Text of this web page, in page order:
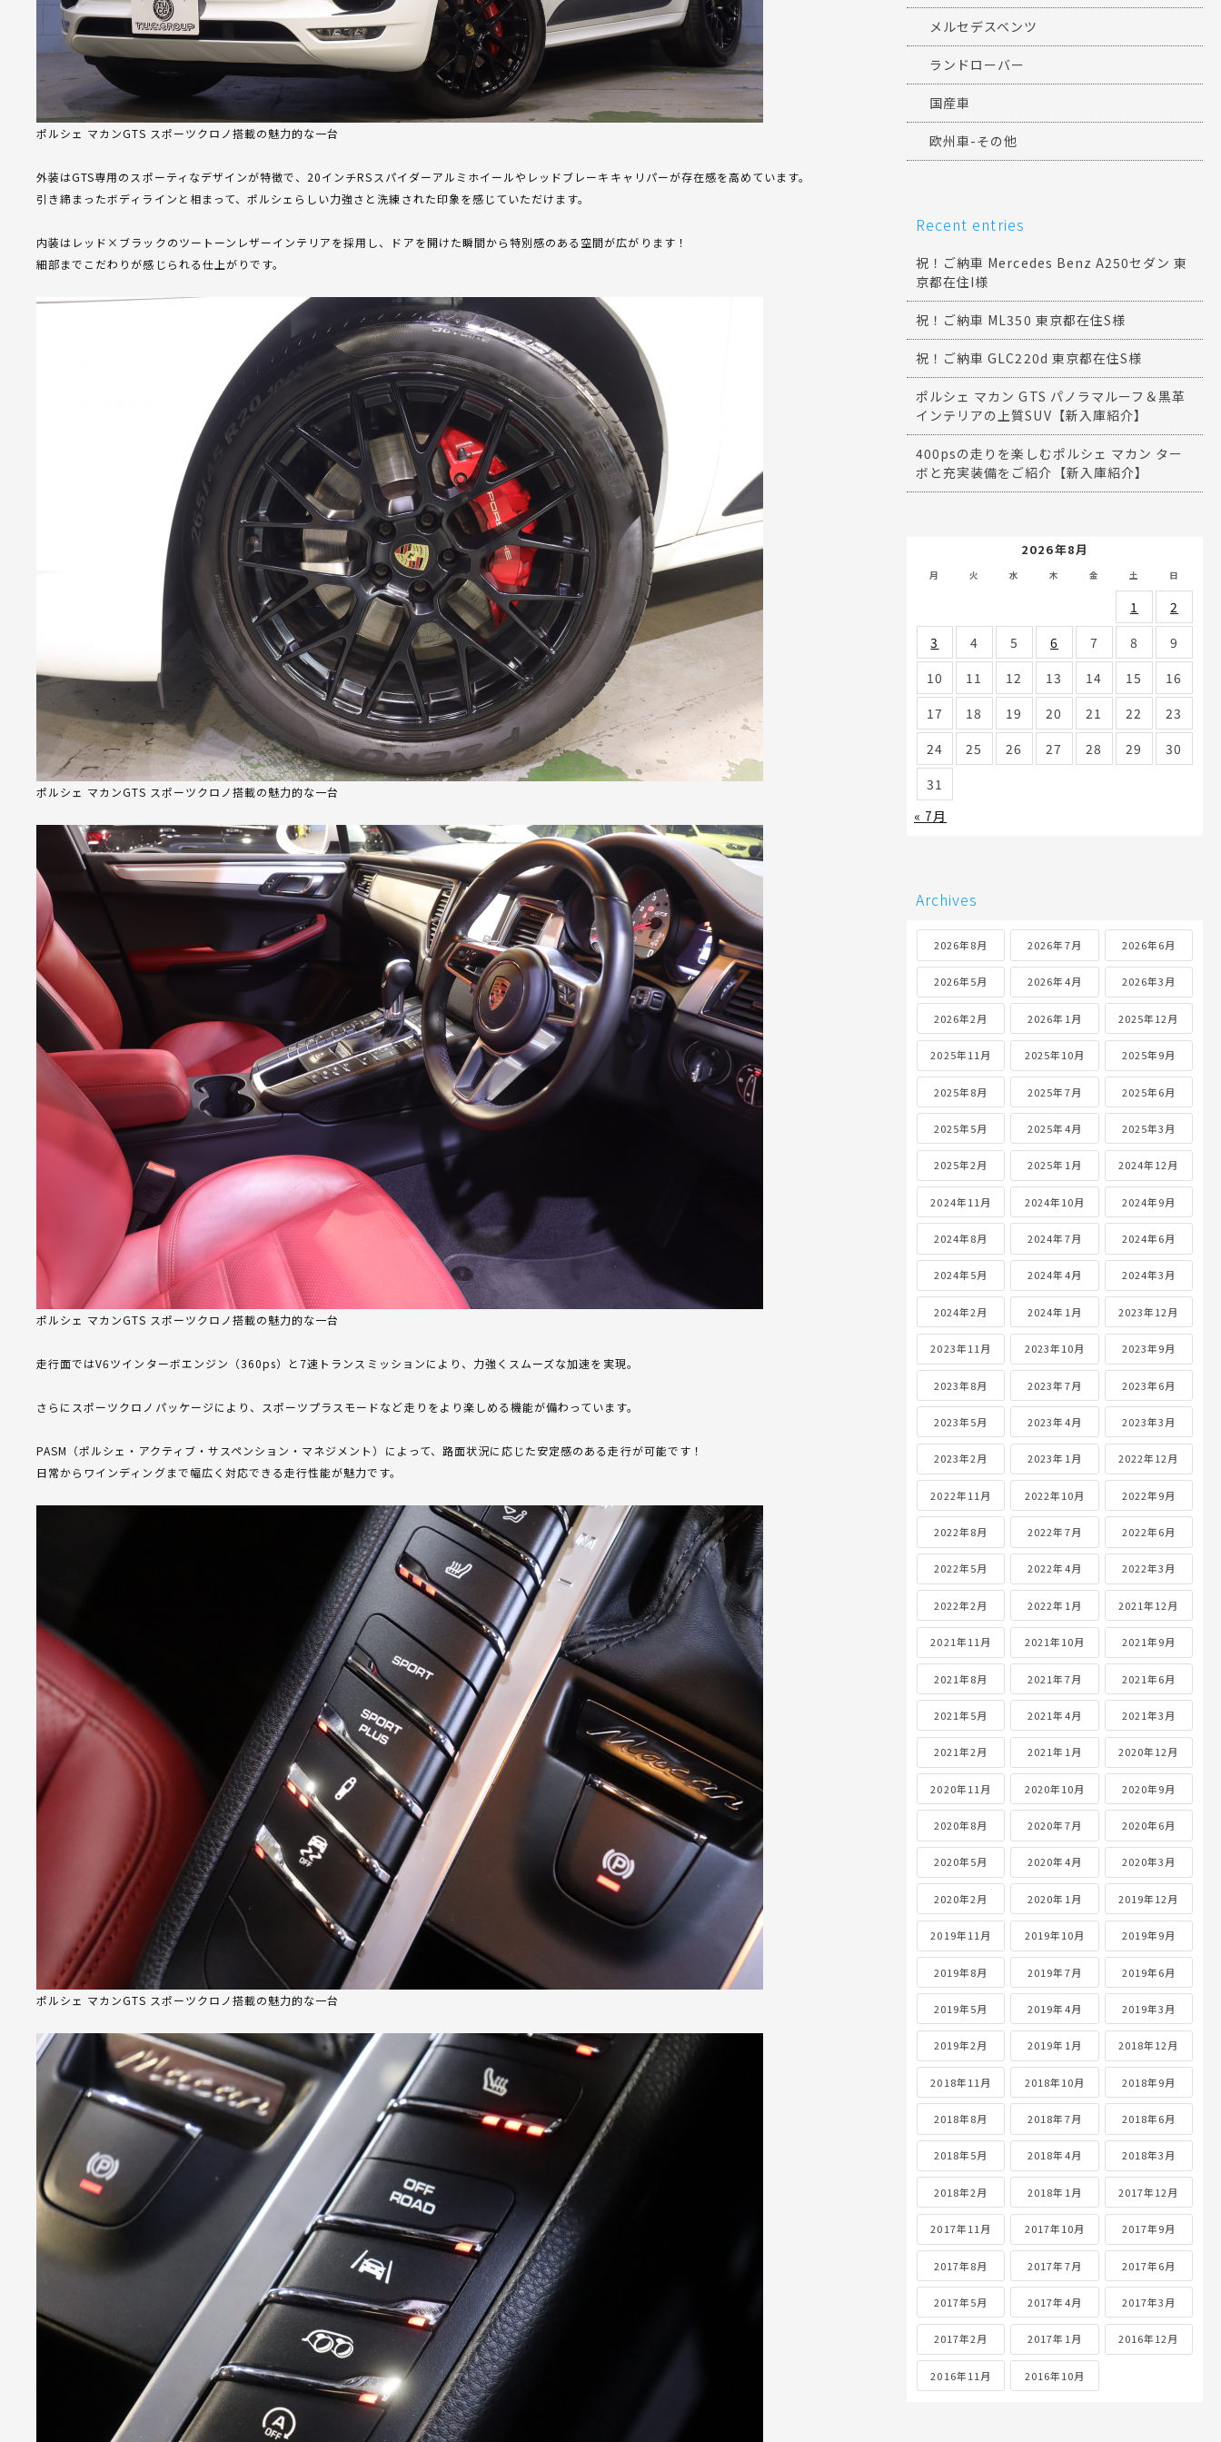
ポルシェ マカンGTS スポーツクロノ搭載の魅力的な一台
外装はGTS専用のスポーティなデザインが特徴で、20インチRSスパイダーアルミホイールやレッドブレーキキャリパーが存在感を高めています。
引き締まったボディラインと相まって、ポルシェらしい力強さと洗練された印象を感じていただけます。
内装はレッド×ブラックのツートーンレザーインテリアを採用し、ドアを開けた瞬間から特別感のある空間が広がります！
細部までこだわりが感じられる仕上がりです。
ポルシェ マカンGTS スポーツクロノ搭載の魅力的な一台
ポルシェ マカンGTS スポーツクロノ搭載の魅力的な一台
走行面ではV6ツインターボエンジン（360ps）と7速トランスミッションにより、力強くスムーズな加速を実現。
さらにスポーツクロノパッケージにより、スポーツプラスモードなど走りをより楽しめる機能が備わっています。
PASM（ポルシェ・アクティブ・サスペンション・マネジメント）によって、路面状況に応じた安定感のある走行が可能です！
日常からワインディングまで幅広く対応できる走行性能が魅力です。
ポルシェ マカンGTS スポーツクロノ搭載の魅力的な一台
メルセデスベンツ
ランドローバー
国産車
欧州車-その他
Recent entries
祝！ご納車 Mercedes Benz A250セダン 東
京都在住I様
祝！ご納車 ML350 東京都在住S様
祝！ご納車 GLC220d 東京都在住S様
ポルシェ マカン GTS パノラマルーフ＆黒革
インテリアの上質SUV【新入庫紹介】
400psの走りを楽しむポルシェ マカン ター
ボと充実装備をご紹介【新入庫紹介】
2026年8月
月 火 水 木 金 土 日
1
2
3
4 5 6 7 8
9
10
11 12 13 14 15
16
17
18 19 20 21 22
23
24
25 26 27 28 29
30
31
« 7月
Archives
2026年8月 2026年7月 2026年6月
2026年5月 2026年4月 2026年3月
2026年2月 2026年1月 2025年12月
2025年11月 2025年10月 2025年9月
2025年8月 2025年7月 2025年6月
2025年5月 2025年4月 2025年3月
2025年2月 2025年1月 2024年12月
2024年11月 2024年10月 2024年9月
2024年8月 2024年7月 2024年6月
2024年5月 2024年4月 2024年3月
2024年2月 2024年1月 2023年12月
2023年11月 2023年10月 2023年9月
2023年8月 2023年7月 2023年6月
2023年5月 2023年4月 2023年3月
2023年2月 2023年1月 2022年12月
2022年11月 2022年10月 2022年9月
2022年8月 2022年7月 2022年6月
2022年5月 2022年4月 2022年3月
2022年2月 2022年1月 2021年12月
2021年11月 2021年10月 2021年9月
2021年8月 2021年7月 2021年6月
2021年5月 2021年4月 2021年3月
2021年2月 2021年1月 2020年12月
2020年11月 2020年10月 2020年9月
2020年8月 2020年7月 2020年6月
2020年5月 2020年4月 2020年3月
2020年2月 2020年1月 2019年12月
2019年11月 2019年10月 2019年9月
2019年8月 2019年7月 2019年6月
2019年5月 2019年4月 2019年3月
2019年2月 2019年1月 2018年12月
2018年11月 2018年10月 2018年9月
2018年8月 2018年7月 2018年6月
2018年5月 2018年4月 2018年3月
2018年2月 2018年1月 2017年12月
2017年11月 2017年10月 2017年9月
2017年8月 2017年7月 2017年6月
2017年5月 2017年4月 2017年3月
2017年2月 2017年1月 2016年12月
2016年11月 2016年10月